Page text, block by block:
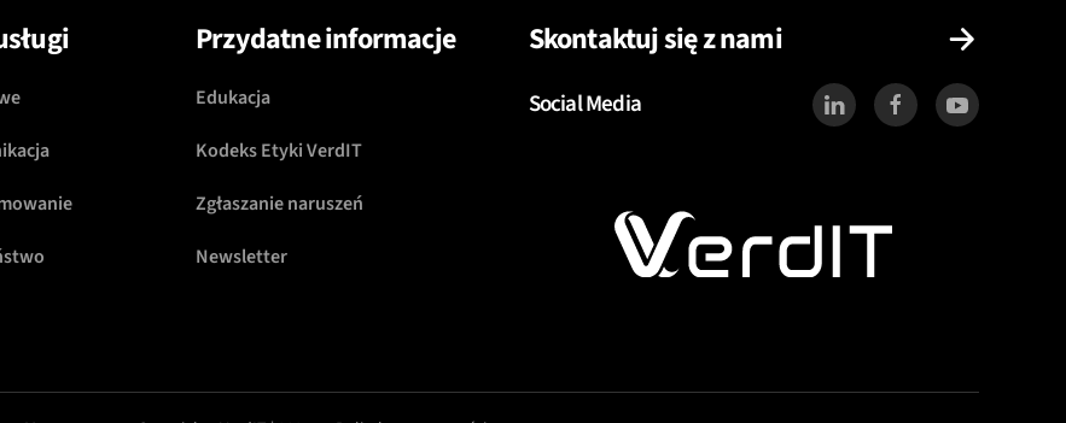
Przydatne informacje
Edukacja
Kodeks Etyki VerdIT
Zgłaszanie naruszeń
Newsletter
Skontaktuj się z nami
Social Media